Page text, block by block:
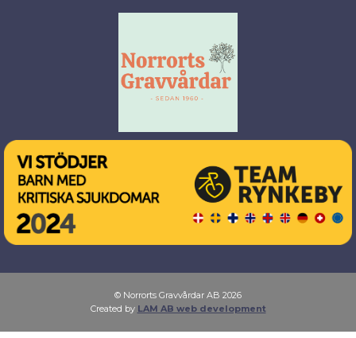
© Norrorts Gravvårdar AB 2026
Created by LAM AB web development